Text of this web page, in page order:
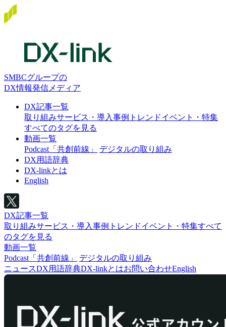
SMBCグループの
DX情報発信メディア
DX記事一覧
取り組みサービス・導入事例 トレンドイベント・特集
すべてのタグを見る
動画一覧
Podcast「共創前線」
デジタルの取り組み
DX用語辞典
DX-linkとは
English
DX記事一覧
取り組みサービス・導入事例 トレンドイベント・特集すべて
のタグを見る
動画一覧
Podcast「共創前線」
デジタルの取り組み
ニュースDX用語辞典DX-linkとはお問い合わせEnglish